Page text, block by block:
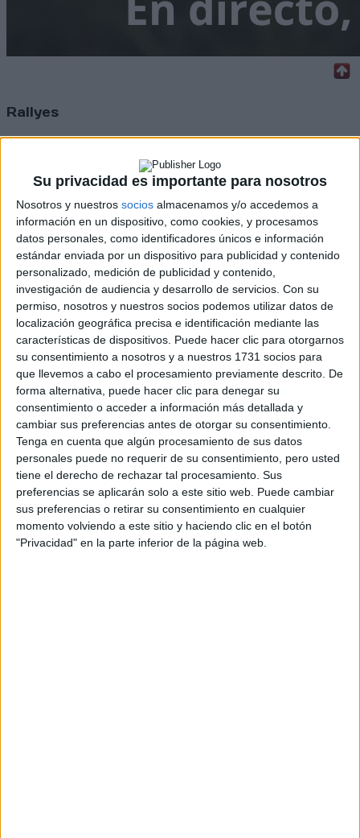
Su privacidad es importante para nosotros
Nosotros y nuestros socios almacenamos y/o accedemos a
información en un dispositivo, como cookies, y procesamos
datos personales, como identificadores únicos e información
estándar enviada por un dispositivo para publicidad y contenido
personalizado, medición de publicidad y contenido,
investigación de audiencia y desarrollo de servicios. Con su
permiso, nosotros y nuestros socios podemos utilizar datos de
localización geográfica precisa e identificación mediante las
características de dispositivos. Puede hacer clic para otorgarnos
su consentimiento a nosotros y a nuestros 1731 socios para
que llevemos a cabo el procesamiento previamente descrito. De
forma alternativa, puede hacer clic para denegar su
consentimiento o acceder a información más detallada y
cambiar sus preferencias antes de otorgar su consentimiento.
Tenga en cuenta que algún procesamiento de sus datos
personales puede no requerir de su consentimiento, pero usted
tiene el derecho de rechazar tal procesamiento. Sus
preferencias se aplicarán solo a este sitio web. Puede cambiar
sus preferencias o retirar su consentimiento en cualquier
momento volviendo a este sitio y haciendo clic en el botón
"Privacidad" en la parte inferior de la página web.
Rallyes
WRC
ERC
CERA
CERT
Internacionales
Campeonatos Autonómicos
Históricos
Dakar
RallyCross
Circuitos
Fórmula E
F2 / F3 / F4
Resistencia
Indycar
Otros
Producto
Producto
Web pensada para poder ofrecer diferentes
productos propios y ajenos para que los